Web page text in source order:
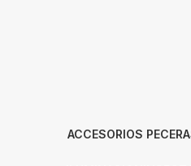
ACCESORIOS